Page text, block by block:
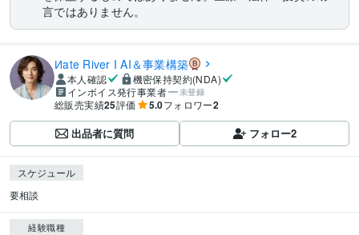
言ではありません。
Иate River Ι AI＆事業構築
本人確認
機密保持契約(NDA)
インボイス発行事業者
未登録
総販売実績25評価 5.0フォロワー2
出品者に質問 フォロー2
スケジュール
要相談
経験職種